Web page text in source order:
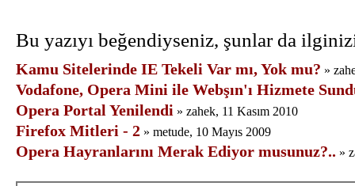
Bu yazıyı beğendiyseniz, şunlar da
Kamu Sitelerinde IE Tekeli Var mı, Yok mu? »
Vodafone, Opera Mini ile Webşın'ı Hizmete
Opera Portal Yenilendi » zahek, 11 Kasım 2010
Firefox Mitleri - 2 » metude, 10 Mayıs 2009
Opera Hayranlarını Merak Ediyor musunuz?.. »